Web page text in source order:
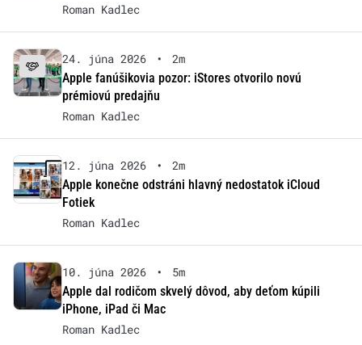
Roman Kadlec
24. júna 2026 •
2m
Apple fanúšikovia pozor: iStores otvorilo novú
prémiovú predajňu
Roman Kadlec
12. júna 2026 •
2m
Apple konečne odstráni hlavný nedostatok iCloud
Fotiek
Roman Kadlec
10. júna 2026 •
5m
Apple dal rodičom skvelý dôvod, aby deťom kúpili
iPhone, iPad či Mac
Roman Kadlec